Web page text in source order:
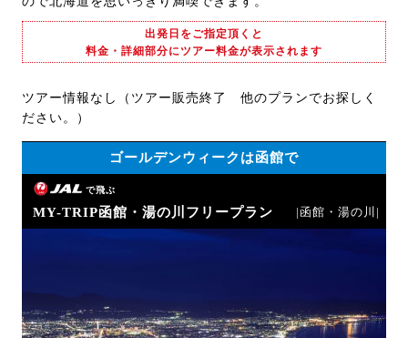
出発日をご指定頂くと
料金・詳細部分にツアー料金が表示されます
ツアー情報なし（ツアー販売終了 他のプランでお探しく
ださい。）
ゴールデンウィークは函館で
で飛ぶ
MY-TRIP函館・湯の川フリープラン |函館・湯の川|